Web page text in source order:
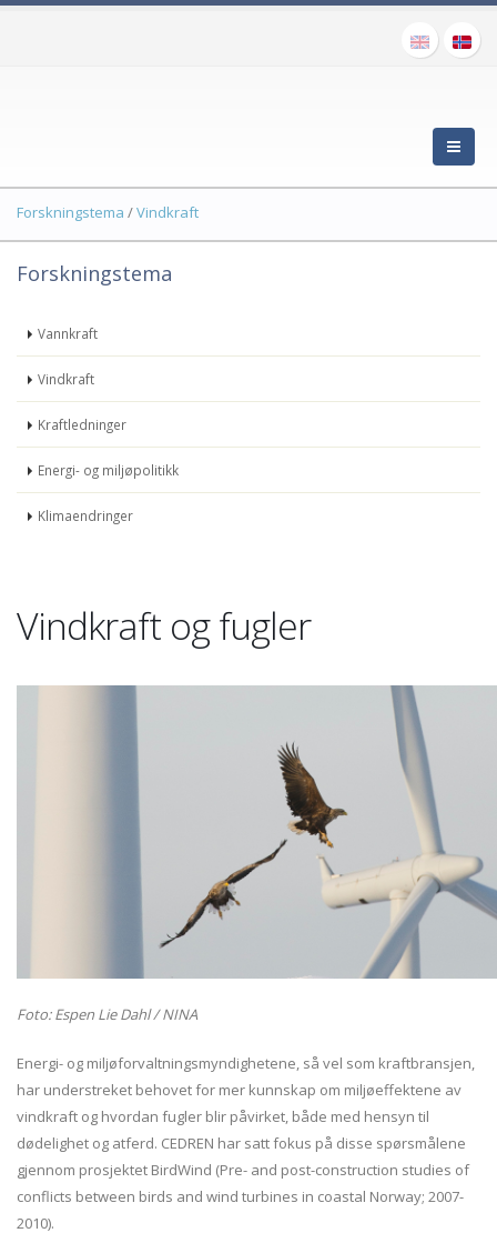
Forskningstema /Vindkraft
Forskningstema
Vannkraft
Vindkraft
Kraftledninger
Energi- og miljøpolitikk
Klimaendringer
Vindkraft og fugler
Foto: Espen Lie Dahl / NINA
Energi- og miljøforvaltningsmyndighetene, så vel som kraftbransjen,
har understreket behovet for mer kunnskap om miljøeffektene av
vindkraft og hvordan fugler blir påvirket, både med hensyn til
dødelighet og atferd. CEDREN har satt fokus på disse spørsmålene
gjennom prosjektet BirdWind (Pre- and post-construction studies of
conflicts between birds and wind turbines in coastal Norway; 2007-
2010).